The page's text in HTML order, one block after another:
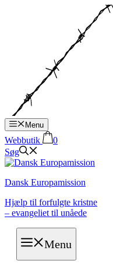
Menu
Webbutik
0
Søg
Dansk Europamission
Hjælp til forfulgte kristne
– evangeliet til unåede
Menu